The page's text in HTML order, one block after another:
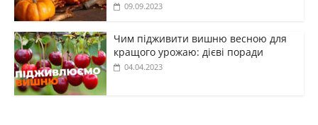
09.09.2023
Чим підживити вишню весною для
кращого урожаю: дієві поради
04.04.2023